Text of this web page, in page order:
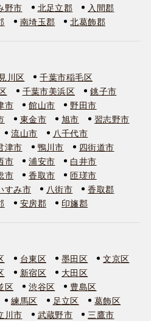
野市 北足立郡
入間郡
南埼玉郡 北葛飾郡
川区
千葉市稲毛区
千葉市美浜区
銚子市
市 館山市
野田市
東金市 旭市
習志野市
流山市
八千代市
津市 鴨川市
四街道市
市 浦安市
白井市
市 香取市
匝瑳市
すみ市 八街市
香取郡
安房郡 印旛郡
台東区 墨田区
文京区
新宿区
大田区
区 渋谷区
豊島区
練馬区 足立区
葛飾区
川市 武蔵野市
三鷹市